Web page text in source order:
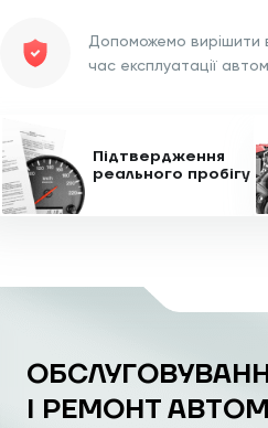
Допоможемо вирішити
час експлуатації
Підтвердження
реального пробігу
І РЕМОНТ